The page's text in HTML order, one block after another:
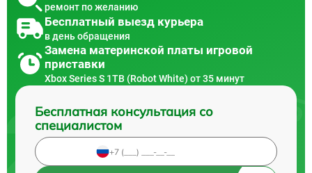
ремонт по желанию
Бесплатный выезд курьера
в день обращения
Замена материнской платы игровой
приставки
Xbox Series S 1TB (Robot White) от 35 минут
Бесплатная консультация со
специалистом